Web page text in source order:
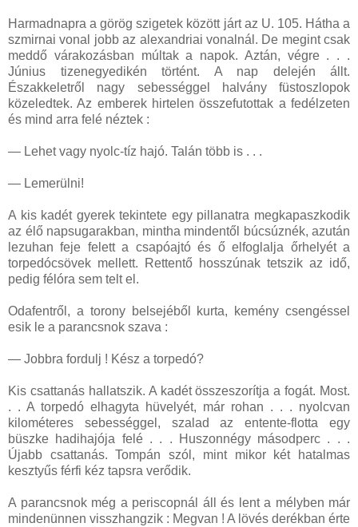
Harmadnapra a görög szigetek között járt az U. 105. Hátha a
szmirnai vonal jobb az alexandriai vonalnál. De megint csak
meddő várakozásban múltak a napok. Aztán, végre . . .
Június tizenegyedikén történt. A nap delején állt.
Északkeletről nagy sebességgel halvány füstoszlopok
közeledtek. Az emberek hirtelen összefutottak a fedélzeten
és mind arra felé néztek :
— Lehet vagy nyolc-tíz hajó. Talán több is . . .
— Lemerülni!
A kis kadét gyerek tekintete egy pillanatra megkapaszkodik
az élő napsugarakban, mintha mindentől búcsúznék, azután
lezuhan feje felett a csapóajtó és ő elfoglalja őrhelyét a
torpedócsövek mellett. Rettentő hosszúnak tetszik az idő,
pedig félóra sem telt el.
Odafentről, a torony belsejéből kurta, kemény csengéssel
esik le a parancsnok szava :
— Jobbra fordulj ! Kész a torpedó?
Kis csattanás hallatszik. A kadét összeszorítja a fogát. Most.
. . A torpedó elhagyta hüvelyét, már rohan . . . nyolcvan
kilométeres sebességgel, szalad az entente-flotta egy
büszke hadihajója felé . . . Huszonnégy másodperc . . .
Újabb csattanás. Tompán szól, mint mikor két hatalmas
kesztyűs férfi kéz tapsra verődik.
A parancsnok még a periscopnál áll és lent a mélyben már
mindenünnen visszhangzik : Megvan ! A lövés derékban érte